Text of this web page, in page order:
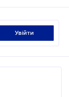
увійти